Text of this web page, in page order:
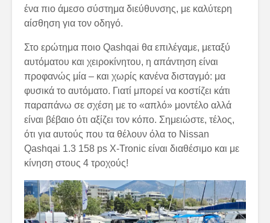
ένα πιο άμεσο σύστημα διεύθυνσης, με καλύτερη
αίσθηση για τον οδηγό.
Στο ερώτημα ποιο Qashqai θα επιλέγαμε, μεταξύ
αυτόματου και χειροκίνητου, η απάντηση είναι
προφανώς μία – και χωρίς κανένα δισταγμό: μα
φυσικά το αυτόματο. Γιατί μπορεί να κοστίζει κάτι
παραπάνω σε σχέση με το «απλό» μοντέλο αλλά
είναι βέβαιο ότι αξίζει τον κόπο. Σημειώστε, τέλος,
ότι για αυτούς που τα θέλουν όλα το Nissan
Qashqai 1.3 158 ps X-Tronic είναι διαθέσιμο και με
κίνηση στους 4 τροχούς!